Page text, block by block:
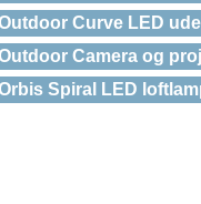
Curve LED
Camera og
Spiral LED